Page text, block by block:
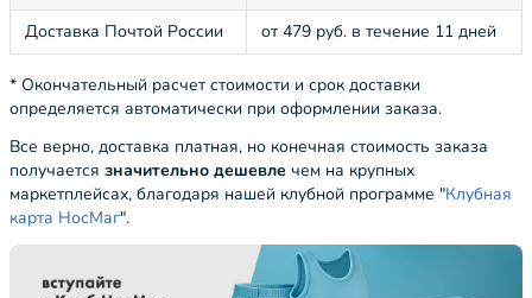
Доставка Почтой России
от 479 руб. в течение 11 дней
* Окончательный расчет стоимости и срок доставки
определяется автоматически при оформлении заказа.
Все верно, доставка платная, но конечная стоимость заказа
получается значительно дешевле чем на крупных
маркетплейсах, благодаря нашей клубной программе "Клубная
карта НосМаг".